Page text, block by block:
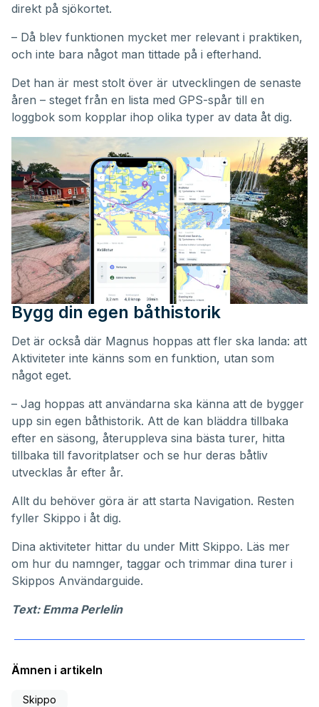
direkt på sjökortet.
– Då blev funktionen mycket mer relevant i praktiken,
och inte bara något man tittade på i efterhand.
Det han är mest stolt över är utvecklingen de senaste
åren – steget från en lista med GPS-spår till en
loggbok som kopplar ihop olika typer av data åt dig.
Bygg din egen båthistorik
Det är också där Magnus hoppas att fler ska landa: att
Aktiviteter inte känns som en funktion, utan som
något eget.
– Jag hoppas att användarna ska känna att de bygger
upp sin egen båthistorik. Att de kan bläddra tillbaka
efter en säsong, återuppleva sina bästa turer, hitta
tillbaka till favoritplatser och se hur deras båtliv
utvecklas år efter år.
Allt du behöver göra är att starta Navigation. Resten
fyller Skippo i åt dig.
Dina aktiviteter hittar du under Mitt Skippo. Läs mer
om hur du namnger, taggar och trimmar dina turer i
Skippos Användarguide.
Text: Emma Perlelin
Ämnen i artikeln
Skippo